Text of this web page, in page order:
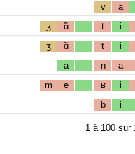
v a
ʒ ɑ̃ t i
ʒ ɑ̃ t i
a n a
m e ʁ i
b i
1 à 100 sur